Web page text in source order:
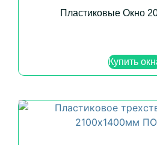
Пластиковые Окно
Купить